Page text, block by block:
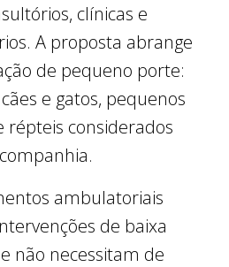
clínicas e
A proposta abrange
de pequeno porte:
e gatos, pequenos
répteis considerados
ambulatoriais
de baixa
não necessitam de